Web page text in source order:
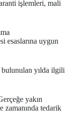
işlemleri, mali
esaslarına uygun
yılda ilgili
yakın
zamanında tedarik